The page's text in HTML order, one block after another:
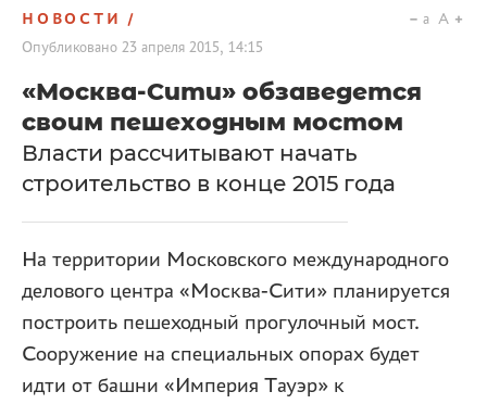
НОВОСТИ
Опубликовано 23 апреля 2015, 14:15
a A
«Москва-Сити» обзаведется
своим пешеходным мостом
Власти рассчитывают начать
строительство в конце 2015 года
На территории Московского международного
делового центра «Москва-Сити» планируется
построить пешеходный прогулочный мост.
Сооружение на специальных опорах будет
идти от башни «Империя Тауэр» к